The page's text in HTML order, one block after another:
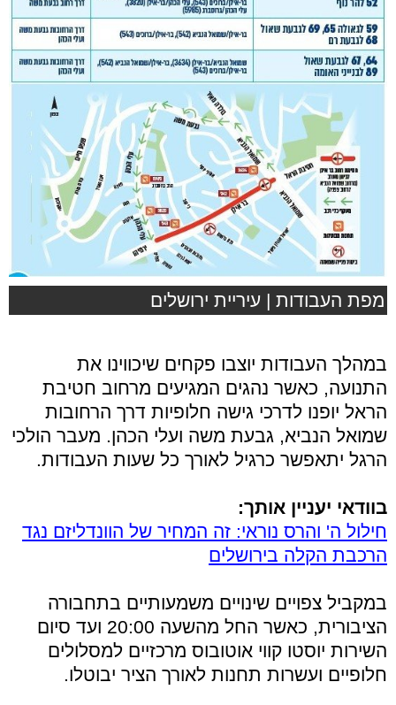
מפת העבודות | עיריית ירושלים
במהלך העבודות יוצבו פקחים שיכווינו את
התנועה, כאשר נהגים המגיעים מרחוב חטיבת
הראל יופנו לדרכי גישה חלופיות דרך הרחובות
שמואל הנביא, גבעת משה ועלי הכהן. מעבר הולכי
הרגל יתאפשר כרגיל לאורך כל שעות העבודות.
בוודאי יעניין אותך:
חילול ה' והרס נוראי: זה המחיר של הוונדליזם נגד
הרכבת הקלה בירושלים
במקביל צפויים שינויים משמעותיים בתחבורה
הציבורית, כאשר החל מהשעה 20:00 ועד סיום
השירות יוסטו קווי אוטובוס מרכזיים למסלולים
חלופיים ועשרות תחנות לאורך הציר יבוטלו.